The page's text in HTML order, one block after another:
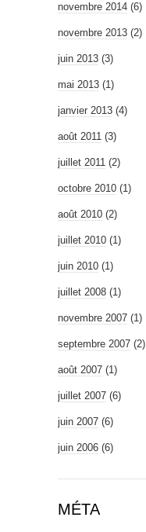
novembre 2014 (6)
novembre 2013 (2)
juin 2013 (3)
mai 2013 (1)
janvier 2013 (4)
août 2011 (3)
juillet 2011 (2)
octobre 2010 (1)
août 2010 (2)
juillet 2010 (1)
juin 2010 (1)
juillet 2008 (1)
novembre 2007 (1)
septembre 2007 (2)
août 2007 (1)
juillet 2007 (6)
juin 2007 (6)
juin 2006 (6)
MÉTA